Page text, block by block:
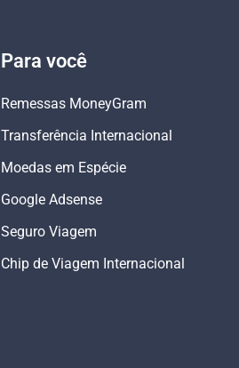
Para você
Remessas MoneyGram
Transferência Internacional
Moedas em Espécie
Google Adsense
Seguro Viagem
Chip de Viagem Internacional